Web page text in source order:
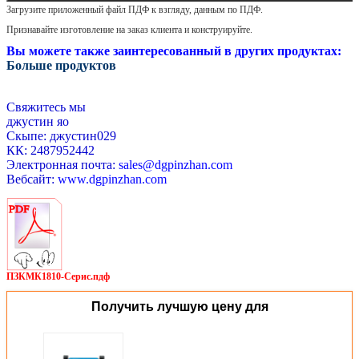
Загрузите приложенный файл ПДФ к взгляду, данным по ПДФ.
Признавайте изготовление на заказ клиента и конструируйте.
Вы можете также заинтересованный в других продуктах:
Больше продуктов
Свяжитесь мы
джустин яо
Скыпе: джустин029
КК: 2487952442
Электронная почта: sales@dgpinzhan.com
Вебсайт: www.dgpinzhan.com
ПЗКМК1810-Серис.пдф
Получить лучшую цену для